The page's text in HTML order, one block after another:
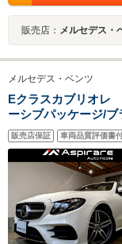
販売店： メルセデス
メルセデス・ベンツ
Eクラスカブリオレ
ーシブパッケージ/
トヒーター/ヘッドア
フ/Burmesterサウン
アンビエントライト/
販売店保証 車両品質評価書